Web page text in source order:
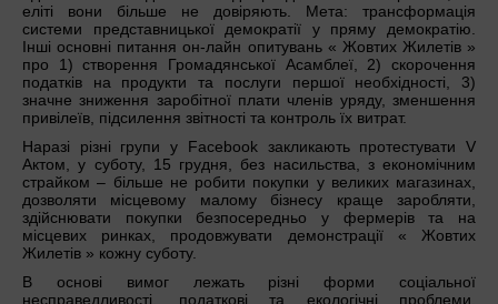
еліті вони більше не довіряють. Мета: трансформація
системи представницької демократії у пряму демократію.
Інші основні питання он-лайн опитувань « Жовтих Жилетів »
про 1) створення Громадянської Асамблеї, 2) скорочення
податків на продукти та послуги першої необхідності, 3)
значне зниження заробітної плати членів уряду, зменшення
привілеїв, підсилення звітності та контроль їх витрат.
Наразі різні групи у Facebook закликають протестувати V
Актом, у суботу, 15 грудня, без насильства, з економічним
страйком – більше не робити покупки у великих магазинах,
дозволяти місцевому малому бізнесу краще заробляти,
здійснювати покупки безпосередньо у фермерів та на
місцевих ринках, продовжувати демонстрації « Жовтих
Жилетів » кожну суботу.
В основі вимог лежать різні форми соціальної
несправедливості, податкові та екологічні проблеми.